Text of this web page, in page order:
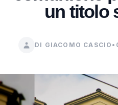
un titolo
DI GIACOMO CASCIO •